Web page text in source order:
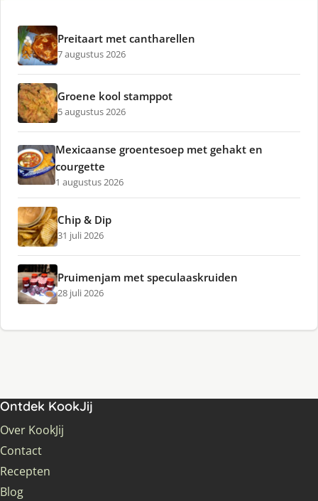
Preitaart met cantharellen
7 augustus 2026
Groene kool stamppot
5 augustus 2026
Mexicaanse groentesoep met gehakt en
courgette
1 augustus 2026
Chip & Dip
31 juli 2026
Pruimenjam met speculaaskruiden
28 juli 2026
Ontdek KookJij
Over KookJij
Contact
Recepten
Blog